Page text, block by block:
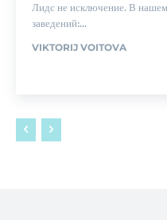
Лидс не исключение. В
заведений:...
VIKTORIJ VOITOVA